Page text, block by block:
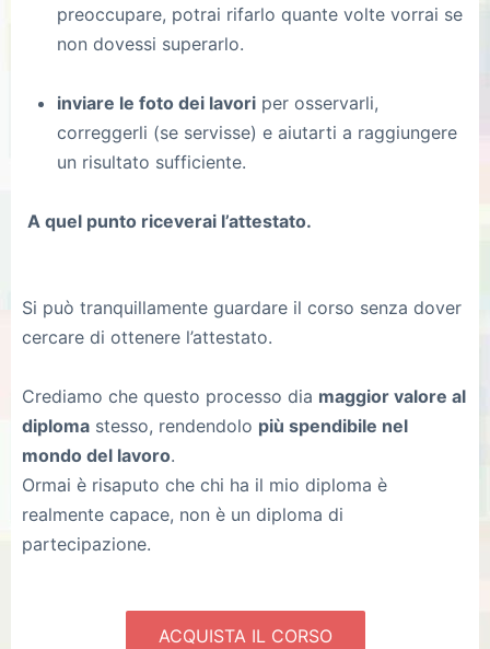
preoccupare, potrai rifarlo quante volte vorrai se
non dovessi superarlo.
inviare le foto dei lavori per osservarli,
correggerli (se servisse) e aiutarti a raggiungere
un risultato sufficiente.
A quel punto riceverai l’attestato.
Si può tranquillamente guardare il corso senza dover
cercare di ottenere l’attestato.
Crediamo che questo processo dia maggior valore al
diploma stesso, rendendolo più spendibile nel
mondo del lavoro.
Ormai è risaputo che chi ha il mio diploma è
realmente capace, non è un diploma di
partecipazione.
ACQUISTA IL CORSO